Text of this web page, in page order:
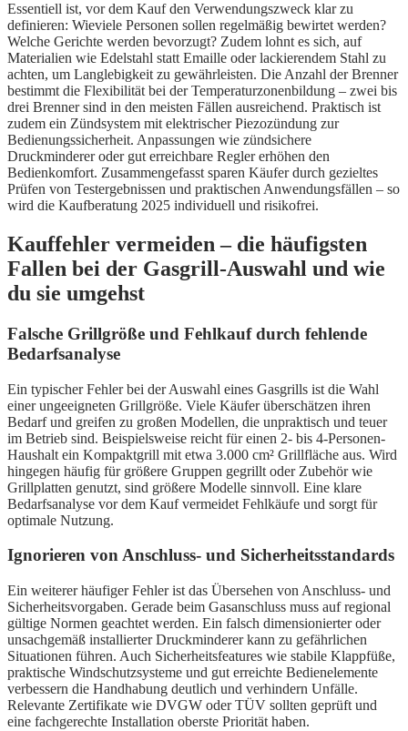
Essentiell ist, vor dem Kauf den Verwendungszweck klar zu
definieren: Wieviele Personen sollen regelmäßig bewirtet werden?
Welche Gerichte werden bevorzugt? Zudem lohnt es sich, auf
Materialien wie Edelstahl statt Emaille oder lackierendem Stahl zu
achten, um Langlebigkeit zu gewährleisten. Die Anzahl der Brenner
bestimmt die Flexibilität bei der Temperaturzonenbildung – zwei bis
drei Brenner sind in den meisten Fällen ausreichend. Praktisch ist
zudem ein Zündsystem mit elektrischer Piezozündung zur
Bedienungssicherheit. Anpassungen wie zündsichere
Druckminderer oder gut erreichbare Regler erhöhen den
Bedienkomfort. Zusammengefasst sparen Käufer durch gezieltes
Prüfen von Testergebnissen und praktischen Anwendungsfällen – so
wird die Kaufberatung 2025 individuell und risikofrei.
Kauffehler vermeiden – die häufigsten
Fallen bei der Gasgrill-Auswahl und wie
du sie umgehst
Falsche Grillgröße und Fehlkauf durch fehlende
Bedarfsanalyse
Ein typischer Fehler bei der Auswahl eines Gasgrills ist die Wahl
einer ungeeigneten Grillgröße. Viele Käufer überschätzen ihren
Bedarf und greifen zu großen Modellen, die unpraktisch und teuer
im Betrieb sind. Beispielsweise reicht für einen 2- bis 4-Personen-
Haushalt ein Kompaktgrill mit etwa 3.000 cm² Grillfläche aus. Wird
hingegen häufig für größere Gruppen gegrillt oder Zubehör wie
Grillplatten genutzt, sind größere Modelle sinnvoll. Eine klare
Bedarfsanalyse vor dem Kauf vermeidet Fehlkäufe und sorgt für
optimale Nutzung.
Ignorieren von Anschluss- und Sicherheitsstandards
Ein weiterer häufiger Fehler ist das Übersehen von Anschluss- und
Sicherheitsvorgaben. Gerade beim Gasanschluss muss auf regional
gültige Normen geachtet werden. Ein falsch dimensionierter oder
unsachgemäß installierter Druckminderer kann zu gefährlichen
Situationen führen. Auch Sicherheitsfeatures wie stabile Klappfüße,
praktische Windschutzsysteme und gut erreichte Bedienelemente
verbessern die Handhabung deutlich und verhindern Unfälle.
Relevante Zertifikate wie DVGW oder TÜV sollten geprüft und
eine fachgerechte Installation oberste Priorität haben.